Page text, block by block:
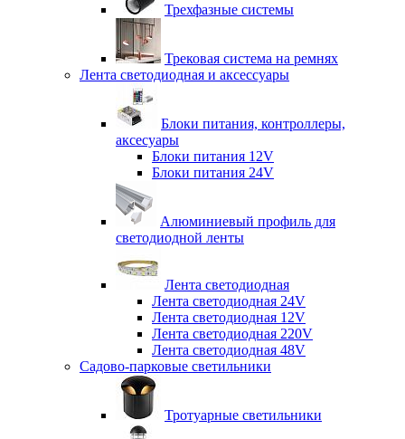
Трехфазные системы
Трековая система на ремнях
Лента светодиодная и аксессуары
Блоки питания, контроллеры,
аксесуары
Блоки питания 12V
Блоки питания 24V
Алюминиевый профиль для
светодиодной ленты
Лента светодиодная
Лента светодиодная 24V
Лента светодиодная 12V
Лента светодиодная 220V
Лента светодиодная 48V
Садово-парковые светильники
Тротуарные светильники